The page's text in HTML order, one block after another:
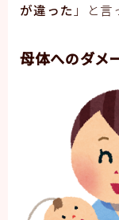
が違った 」と言
母体へのダメ